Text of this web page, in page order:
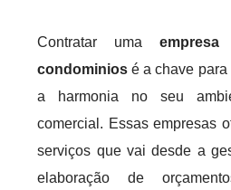
Contratar uma
condominios é a chave
a harmonia no seu
comercial. Essas empresas
serviços que vai desde a
elaboração de